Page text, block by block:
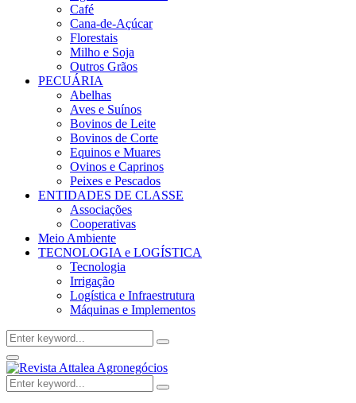
Café
Cana-de-Açúcar
Florestais
Milho e Soja
Outros Grãos
PECUÁRIA
Abelhas
Aves e Suínos
Bovinos de Leite
Bovinos de Corte
Equinos e Muares
Ovinos e Caprinos
Peixes e Pescados
ENTIDADES DE CLASSE
Associações
Cooperativas
Meio Ambiente
TECNOLOGIA e LOGÍSTICA
Tecnologia
Irrigação
Logística e Infraestrutura
Máquinas e Implementos
Search
for:
Search
Facebook
Twitter
Instagram
Linkedin
Youtube
Email
Primary
Menu
Search
for:
Search